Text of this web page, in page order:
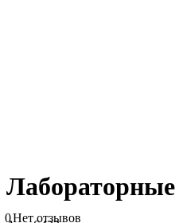
Лабораторные
0Нет отзывов